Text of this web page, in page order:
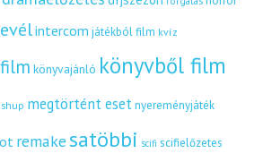
intercom játékból film kvíz
könyvajánló könyvből film
megtörtént eset nyereményjáték
remakesatöbbi scifi scifielőzetes